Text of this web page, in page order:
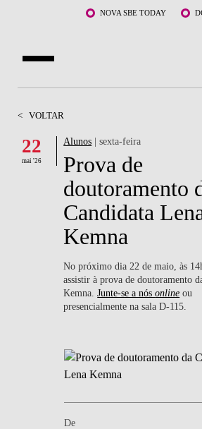
Saltar para o conteúdo principalNOVA SBE TODAY
DOCENTES E INVESTIGAÇÃO
COMUNIDADE
< VOLTAR
22
mai '26
Alunos | sexta-feira
Prova de
doutoramento
Candidata
Kemna
No próximo dia 22 de maio, às
assistir à prova de doutoramento
Kemna.Junte-se a nósonline ou
presencialmente na sala D-115.
De